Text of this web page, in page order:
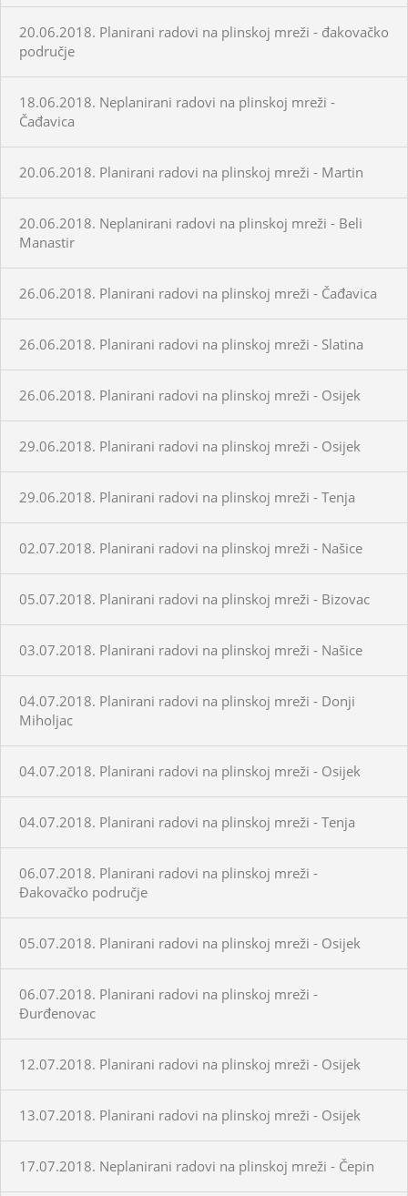
20.06.2018. Planirani radovi na plinskoj mreži - đakovačko
područje
18.06.2018. Neplanirani radovi na plinskoj mreži -
Čađavica
20.06.2018. Planirani radovi na plinskoj mreži - Martin
20.06.2018. Neplanirani radovi na plinskoj mreži - Beli
Manastir
26.06.2018. Planirani radovi na plinskoj mreži - Čađavica
26.06.2018. Planirani radovi na plinskoj mreži - Slatina
26.06.2018. Planirani radovi na plinskoj mreži - Osijek
29.06.2018. Planirani radovi na plinskoj mreži - Osijek
29.06.2018. Planirani radovi na plinskoj mreži - Tenja
02.07.2018. Planirani radovi na plinskoj mreži - Našice
05.07.2018. Planirani radovi na plinskoj mreži - Bizovac
03.07.2018. Planirani radovi na plinskoj mreži - Našice
04.07.2018. Planirani radovi na plinskoj mreži - Donji
Miholjac
04.07.2018. Planirani radovi na plinskoj mreži - Osijek
04.07.2018. Planirani radovi na plinskoj mreži - Tenja
06.07.2018. Planirani radovi na plinskoj mreži -
Đakovačko područje
05.07.2018. Planirani radovi na plinskoj mreži - Osijek
06.07.2018. Planirani radovi na plinskoj mreži -
Đurđenovac
12.07.2018. Planirani radovi na plinskoj mreži - Osijek
13.07.2018. Planirani radovi na plinskoj mreži - Osijek
17.07.2018. Neplanirani radovi na plinskoj mreži - Čepin